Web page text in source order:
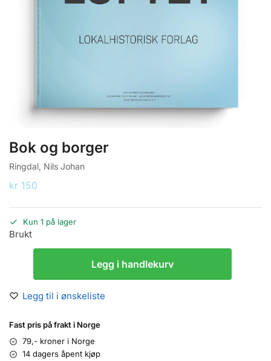
Bok og borger
Ringdal, Nils Johan
kr 150
Kun 1 på lager
Brukt
Legg i handlekurv
Legg til i ønskeliste
Fast pris på frakt i Norge
79,- kroner i Norge
14 dagers åpent kjøp